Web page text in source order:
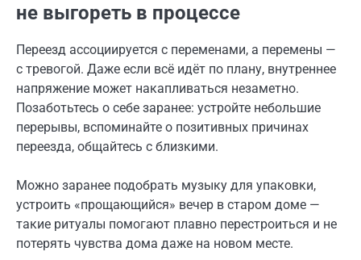
не выгореть в процессе
Переезд ассоциируется с переменами, а перемены —
с тревогой. Даже если всё идёт по плану, внутреннее
напряжение может накапливаться незаметно.
Позаботьтесь о себе заранее: устройте небольшие
перерывы, вспоминайте о позитивных причинах
переезда, общайтесь с близкими.
Можно заранее подобрать музыку для упаковки,
устроить «прощающийся» вечер в старом доме —
такие ритуалы помогают плавно перестроиться и не
потерять чувства дома даже на новом месте.